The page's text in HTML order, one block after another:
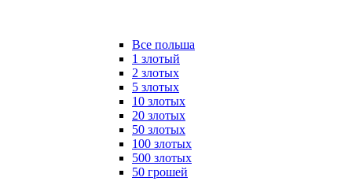
Все польша
1 злотый
2 злотых
5 злотых
10 злотых
20 злотых
50 злотых
100 злотых
500 злотых
50 грошей